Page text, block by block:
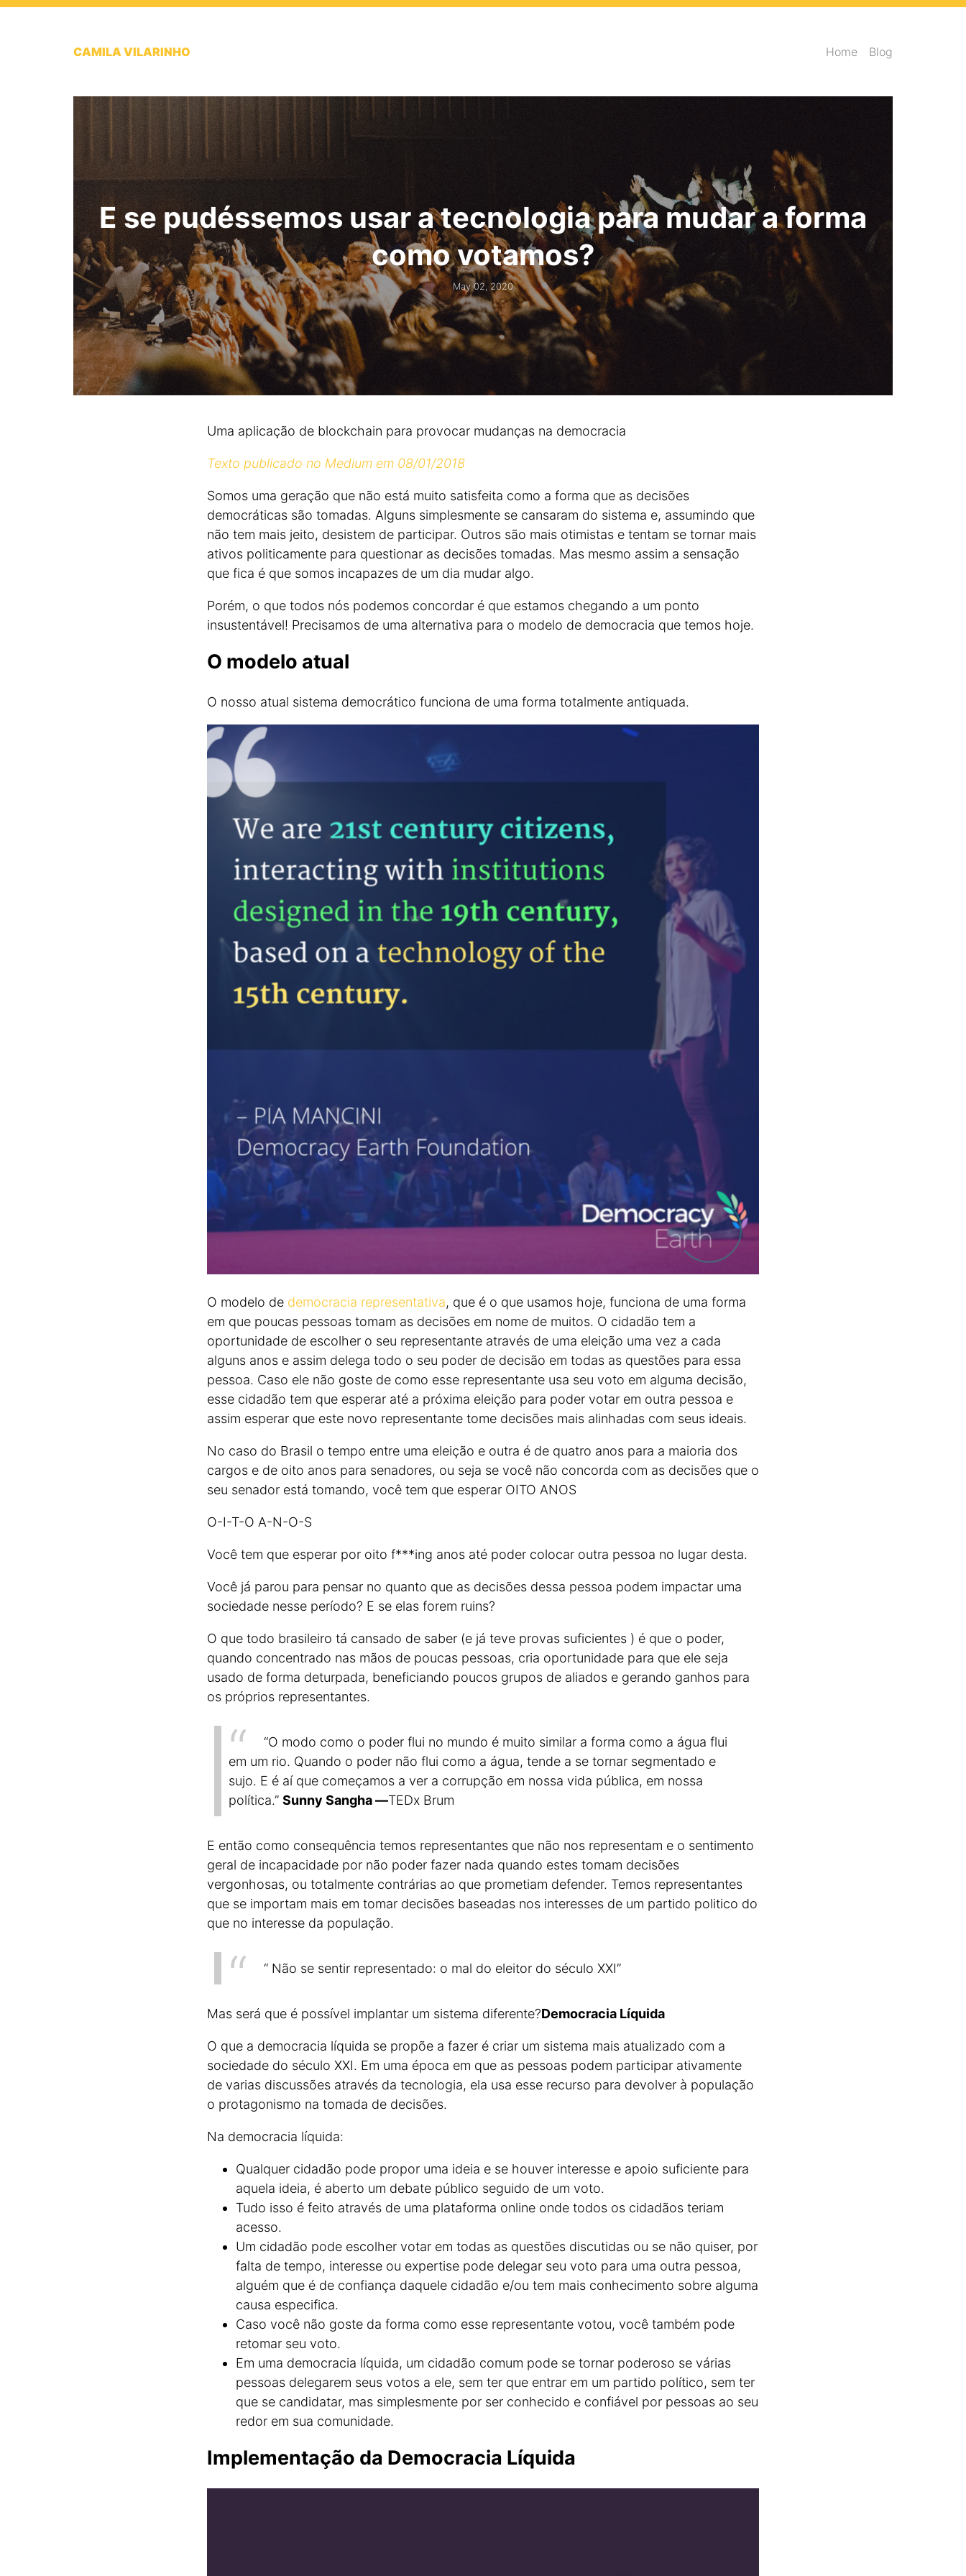
CAMILA VILARINHO Home Blog
E se pudéssemos usar a tecnologia para mudar a forma
como votamos?
May 02, 2020
Uma aplicação de blockchain para provocar mudanças na democracia
Texto publicado no Medium em 08/01/2018
Somos uma geração que não está muito satisfeita como a forma que as decisões
democráticas são tomadas. Alguns simplesmente se cansaram do sistema e, assumindo que
não tem mais jeito, desistem de participar. Outros são mais otimistas e tentam se tornar mais
ativos politicamente para questionar as decisões tomadas. Mas mesmo assim a sensação
que fica é que somos incapazes de um dia mudar algo.
Porém, o que todos nós podemos concordar é que estamos chegando a um ponto
insustentável! Precisamos de uma alternativa para o modelo de democracia que temos hoje.
O modelo atual
O nosso atual sistema democrático funciona de uma forma totalmente antiquada.
O modelo de democracia representativa, que é o que usamos hoje, funciona de uma forma
em que poucas pessoas tomam as decisões em nome de muitos. O cidadão tem a
oportunidade de escolher o seu representante através de uma eleição uma vez a cada
alguns anos e assim delega todo o seu poder de decisão em todas as questões para essa
pessoa. Caso ele não goste de como esse representante usa seu voto em alguma decisão,
esse cidadão tem que esperar até a próxima eleição para poder votar em outra pessoa e
assim esperar que este novo representante tome decisões mais alinhadas com seus ideais.
No caso do Brasil o tempo entre uma eleição e outra é de quatro anos para a maioria dos
cargos e de oito anos para senadores, ou seja se você não concorda com as decisões que o
seu senador está tomando, você tem que esperar OITO ANOS
O-I-T-O A-N-O-S
Você tem que esperar por oito f***ing anos até poder colocar outra pessoa no lugar desta.
Você já parou para pensar no quanto que as decisões dessa pessoa podem impactar uma
sociedade nesse período? E se elas forem ruins?
O que todo brasileiro tá cansado de saber (e já teve provas suficientes ) é que o poder,
quando concentrado nas mãos de poucas pessoas, cria oportunidade para que ele seja
usado de forma deturpada, beneficiando poucos grupos de aliados e gerando ganhos para
os próprios representantes.
“O modo como o poder flui no mundo é muito similar a forma como a água flui
em um rio. Quando o poder não flui como a água, tende a se tornar segmentado e
sujo. E é aí que começamos a ver a corrupção em nossa vida pública, em nossa
política.” Sunny Sangha —TEDx Brum
E então como consequência temos representantes que não nos representam e o sentimento
geral de incapacidade por não poder fazer nada quando estes tomam decisões
vergonhosas, ou totalmente contrárias ao que prometiam defender. Temos representantes
que se importam mais em tomar decisões baseadas nos interesses de um partido politico do
que no interesse da população.
“ Não se sentir representado: o mal do eleitor do século XXI”
Mas será que é possível implantar um sistema diferente?Democracia Líquida
O que a democracia líquida se propõe a fazer é criar um sistema mais atualizado com a
sociedade do século XXI. Em uma época em que as pessoas podem participar ativamente
de varias discussões através da tecnologia, ela usa esse recurso para devolver à população
o protagonismo na tomada de decisões.
Na democracia líquida:
Qualquer cidadão pode propor uma ideia e se houver interesse e apoio suficiente para
aquela ideia, é aberto um debate público seguido de um voto.
Tudo isso é feito através de uma plataforma online onde todos os cidadãos teriam
acesso.
Um cidadão pode escolher votar em todas as questões discutidas ou se não quiser, por
falta de tempo, interesse ou expertise pode delegar seu voto para uma outra pessoa,
alguém que é de confiança daquele cidadão e/ou tem mais conhecimento sobre alguma
causa especifica.
Caso você não goste da forma como esse representante votou, você também pode
retomar seu voto.
Em uma democracia líquida, um cidadão comum pode se tornar poderoso se várias
pessoas delegarem seus votos a ele, sem ter que entrar em um partido político, sem ter
que se candidatar, mas simplesmente por ser conhecido e confiável por pessoas ao seu
redor em sua comunidade.
Implementação da Democracia Líquida